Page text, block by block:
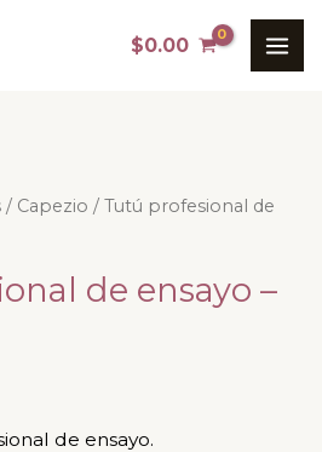
$0.00
/ Capezio / Tutú profesional de
de ensayo –
de ensayo.